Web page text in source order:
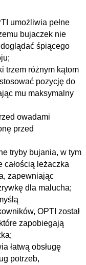
umożliwia pełne
bujaczek nie
śpiącego
trzem różnym kątom
pozycję do
mu maksymalny
owadami
przed
tryby bujania, w tym
całością leżaczka
zapewniając
dla malucha;
OPTI został
zapobiegają
łatwą obsługę
potrzeb,